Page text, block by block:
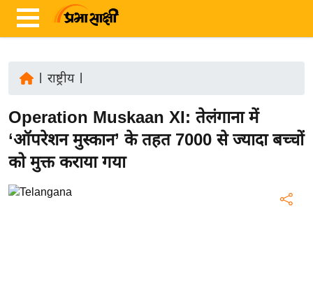
ज़ा
ख
र
रा
राष्ट्रीय|
Operation Muskaan XI: तेलंगाना में
‘ऑपरेशन मुस्कान’ के तहत 7000 से ज्यादा बच्चों
को मुक्त कराया गया